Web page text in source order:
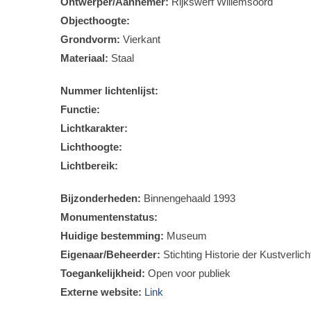
Objecthoogte:
Grondvorm: Vierkant
Materiaal: Staal
Nummer lichtenlijst:
Functie:
Lichtkarakter:
Lichthoogte:
Lichtbereik:
Bijzonderheden: Binnengehaald 1993
Monumentenstatus:
Huidige bestemming: Museum
Eigenaar/Beheerder: Stichting Historie der
Toegankelijkheid: Open voor publiek
Externe website: Link